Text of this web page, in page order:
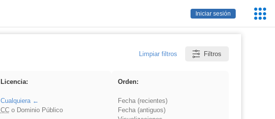
Iniciar sesión
Limpiar filtros Filtros
Licencia:
Cualquiera
CCo Dominio Público
Orden:
Fecha (recientes)
Fecha (antiguos)